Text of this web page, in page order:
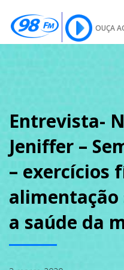
OUÇA
SOBRE
NOTÍCIAS
PODCAST
Entrevista-
Jeniffer –
– exercícios
alimentação
a saúde da